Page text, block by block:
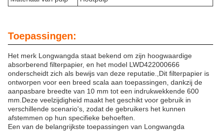
Toepassingen:
Het merk Longwangda staat bekend om zijn hoogwaardige
absorberend filterpapier, en het model LWD422000666
onderscheidt zich als bewijs van deze reputatie.,Dit filterpapier is
ontworpen voor een breed scala aan toepassingen, dankzij de
aanpasbare breedte van 10 mm tot een indrukwekkende 600
mm.Deze veelzijdigheid maakt het geschikt voor gebruik in
verschillende scenario's, zodat de gebruikers het kunnen
afstemmen op hun specifieke behoeften.
Een van de belangrijkste toepassingen van Longwangda